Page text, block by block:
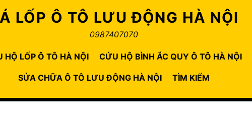
LỐP Ô TÔ LƯU ĐỘNG HÀ NỘI
0987407070
HỘ LỐP Ô TÔ HÀ NỘI CỨU HỘ BÌNH ẮC QUY Ô TÔ HÀ NỘI
SỬA CHỮA Ô TÔ LƯU ĐỘNG HÀ NỘI TÌM KIẾM